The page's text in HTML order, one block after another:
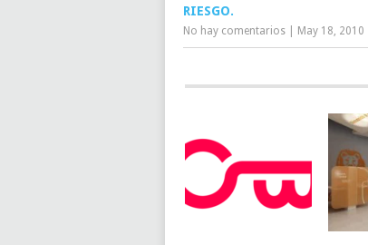
RIESGO.
No hay comentarios May 18, 2010